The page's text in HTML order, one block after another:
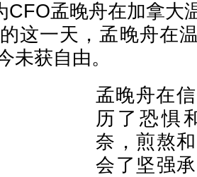
CFO孟晚舟在加拿大
这一天，孟晚舟在
未获自由。
孟晚舟在
历了恐惧
奈，煎熬
会了坚强